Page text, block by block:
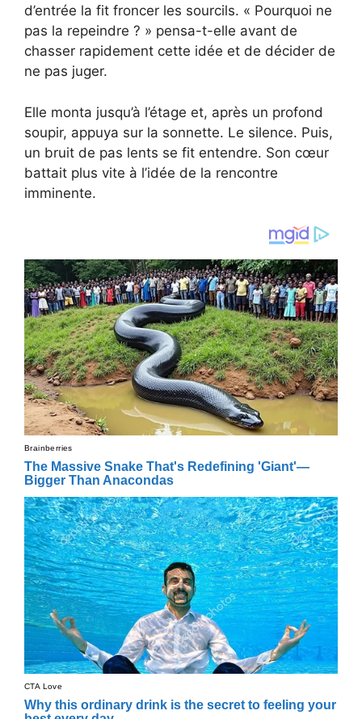
d’entrée la fit froncer les sourcils. « Pourquoi ne
pas la repeindre ? » pensa-t-elle avant de
chasser rapidement cette idée et de décider de
ne pas juger.
Elle monta jusqu’à l’étage et, après un profond
soupir, appuya sur la sonnette. Le silence. Puis,
un bruit de pas lents se fit entendre. Son cœur
battait plus vite à l’idée de la rencontre
imminente.